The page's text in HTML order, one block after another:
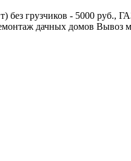
грузчиков - 5000 руб.,
дачных домов Вывоз